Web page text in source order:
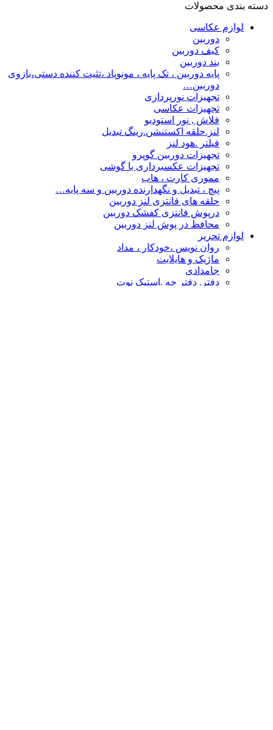
دسته بندی محصولات
لوازم عکاسی
دوربین
کیف دوربین
بند دوربین
پایه دوربین ، تک پایه ، مونوپاد ،تثیت کننده دستی،بازوی
دوربین…
تجهیزات نورپردازی
تجهیزات عکاسی
فلاش , نور استودیو
لنز.حلقه اکستنشن.رینگ تبدیل
فیلتر .هود لنز
تجهیزات دوربین گوپرو
تجهیزات عکسبرداری با گوشی
مموری کارت ، هاب
پیچ ، تبدیل و نگهدارنده دوربین و سه پایه…
حلقه های فانتزی لنز دوربین
درپوش فانتزی کفشک دوربین
محافظ در پوش لنز دوربین
لوازم تحریر
روان نویس ،خودکار ، مداد
ماژیک و هایلایت
جامدادی
دفتر. دفتر چه .استیک نوت